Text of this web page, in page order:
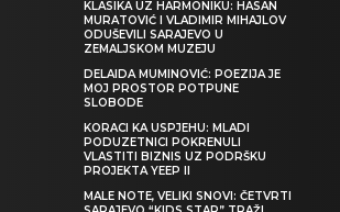
KLASIKA UZ HARMONIKU: HASAN
MURATOVIĆ I VLADIMIR MIHAJLOV
ODUŠEVILI SARAJEVO U
ZEMALJSKOM MUZEJU
DELAIDA MUMINOVIĆ: POEZIJA JE
MOJ PROSTOR POTPUNE
SLOBODE
KORACI KA USPJEHU: MLADI
PODUZETNICI POKRENULI
VLASTITI BIZNIS UZ PODRŠKU
PROJEKTA YEEP II
MALE NOTE, VELIKI SNOVI: ČETVRTI